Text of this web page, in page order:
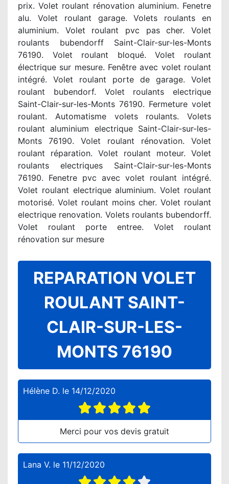
prix. Volet roulant rénovation aluminium. Fenetre
alu. Volet roulant garage. Volets roulants en
aluminium. Volet roulant pvc pas cher. Volet
roulants bubendorff Saint-Clair-sur-les-Monts
76190. Volet roulant bloqué. Volet roulant
électrique sur mesure. Fenêtre avec volet roulant
intégré. Volet roulant porte de garage. Volet
roulant bubendorf. Volet roulants electrique
Saint-Clair-sur-les-Monts 76190. Fermeture volet
roulant. Automatisme volets roulants. Volets
roulant aluminium electrique Saint-Clair-sur-les-
Monts 76190. Volet roulant rénovation. Volet
roulant réparation. Volet roulant moteur. Volet
roulants electriques Saint-Clair-sur-les-Monts
76190. Fenetre pvc avec volet roulant intégré.
Volet roulant electrique aluminium. Volet roulant
motorisé. Volet roulant moins cher. Volet roulant
electrique renovation. Volets roulants bubendorff.
Volet roulant porte entree. Volet roulant
rénovation sur mesure
REPARATION VOLET
ROULANT SAINT-
CLAIR-SUR-LES-
MONTS 76190
Hélène D. le 14/12/2020
Merci pour vos devis gratuit
Lana V. le 11/12/2020